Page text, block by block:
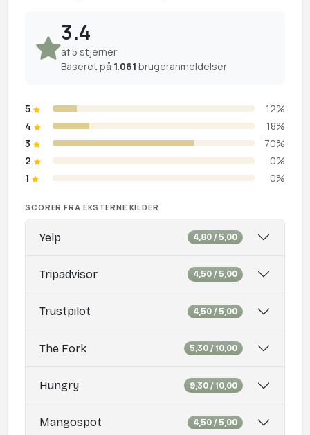
3.4
af 5 stjerner
Baseret på 1.061 brugeranmeldelser
5
12%
4
18%
3
70%
2
0%
1
0%
SCORER FRA EKSTERNE KILDER
Yelp 4,80 / 5,00
Tripadvisor 4,50 / 5,00
Trustpilot 4,50 / 5,00
The Fork 5,30 / 10,00
Hungry 9,30 / 10,00
Mangospot 4,50 / 5,00